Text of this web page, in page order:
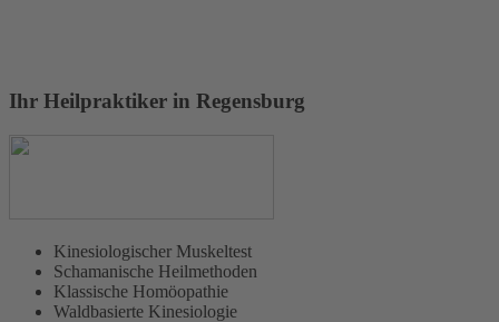
Ihr Heilpraktiker in Regensburg
Kinesiologischer Muskeltest
Schamanische Heilmethoden
Klassische Homöopathie
Waldbasierte Kinesiologie